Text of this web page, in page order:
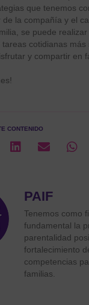
que tenemos
de la compañía y el
se puede
cotidianas más
y compartir en
CONTENIDO
PAIF
Tenemos como
fundamental la
parentalidad
fortalecimiento
competencias
familias.